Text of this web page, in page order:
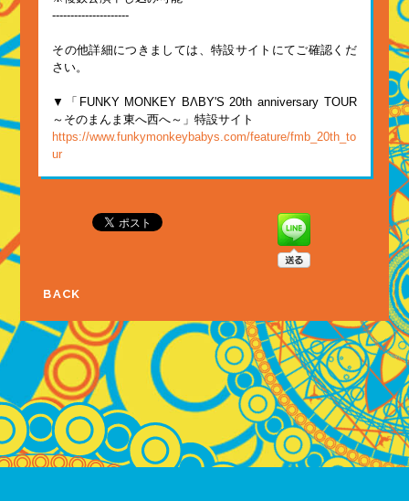
---------------------
その他詳細につきましては、特設サイトにてご確認くだ
さい。
▼「FUNKY MONKEY BΛBY'S 20th anniversary TOUR
～そのまんま東へ西へ～」特設サイト
https://www.funkymonkeybabys.com/feature/fmb_20th_to
ur
BACK